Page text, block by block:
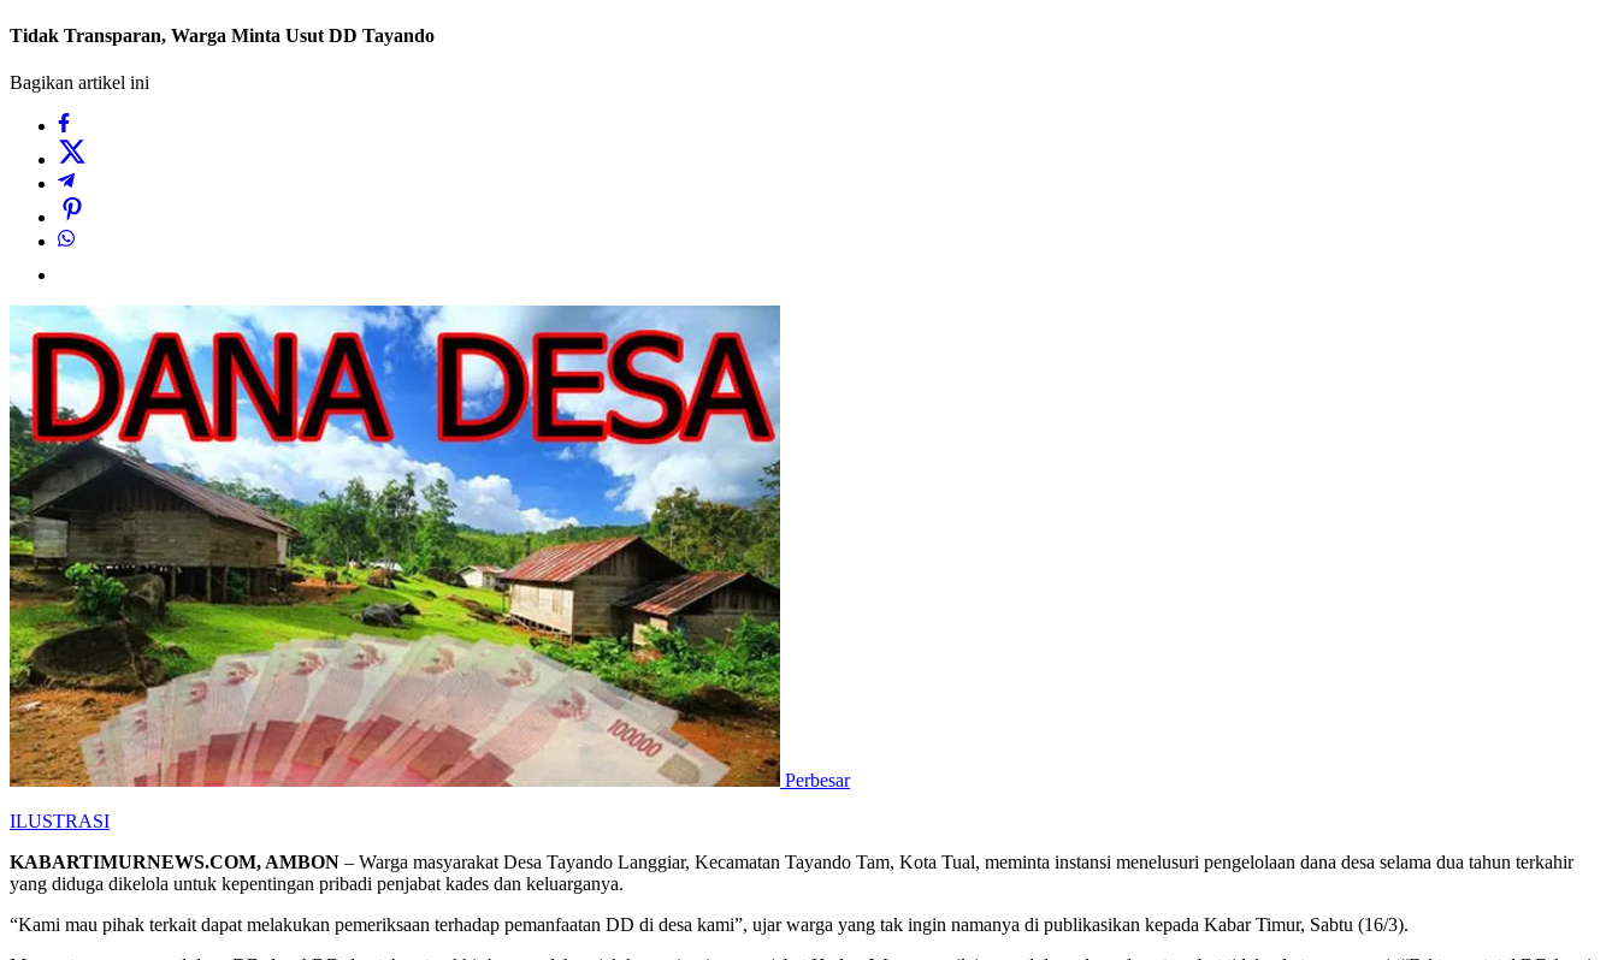
Tidak Transparan, Warga Minta Usut DD Tayando
Bagikan artikel ini
Perbesar
ILUSTRASI
KABARTIMURNEWS.COM, AMBON – Warga masyarakat Desa Tayando Langgiar, Kecamatan Tayando Tam, Kota Tual, meminta instansi menelusuri pengelolaan dana desa selama dua tahun terkahir
yang diduga dikelola untuk kepentingan pribadi penjabat kades dan keluarganya.
“Kami mau pihak terkait dapat melakukan pemeriksaan terhadap pemanfaatan DD di desa kami”, ujar warga yang tak ingin namanya di publikasikan kepada Kabar Timur, Sabtu (16/3).